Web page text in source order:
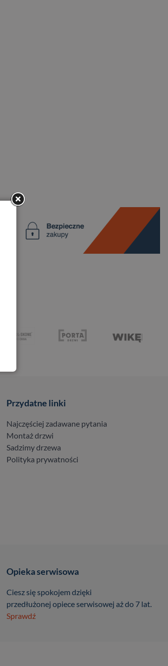
Przydatne linki
Najczęściej zadawane pytania
Montaż drzwi
Sadzimy drzewa
Polityka prywatności
Opieka serwisowa
Ciesz się spokojem dzięki
przedłużonej opiece serwisowej aż do 7 lat.
Sprawdź